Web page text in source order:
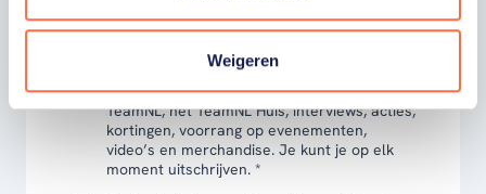
Weigeren
Ja, ik word fan van TeamNL en ontvang
graag gepersonaliseerd nieuws over
TeamNL, het TeamNL Huis, interviews, acties,
kortingen, voorrang op evenementen,
video’s en merchandise. Je kunt je op elk
moment uitschrijven. *